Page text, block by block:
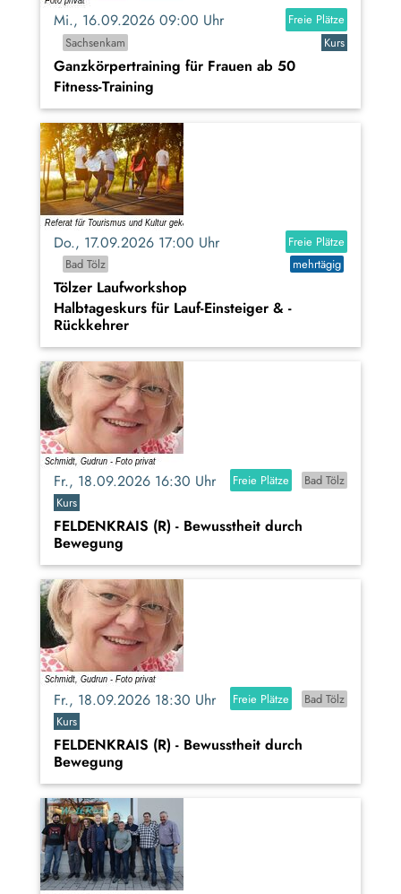
Mi., 16.09.2026 09:00 Uhr
Freie Plätze
Sachsenkam
Kurs
Ganzkörpertraining für Frauen ab 50
Fitness-Training
Do., 17.09.2026 17:00 Uhr
Freie Plätze
Bad Tölz
mehrtägig
Tölzer Laufworkshop
Halbtageskurs für Lauf-Einsteiger & -
Rückkehrer
Fr., 18.09.2026 16:30 Uhr Freie Plätze
Bad Tölz
Kurs
FELDENKRAIS (R) - Bewusstheit durch
Bewegung
Fr., 18.09.2026 18:30 Uhr Freie Plätze
Bad Tölz
Kurs
FELDENKRAIS (R) - Bewusstheit durch
Bewegung